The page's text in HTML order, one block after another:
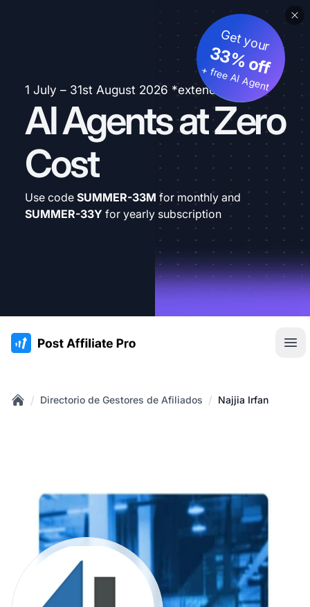
1 July – 31st August 2026 *extended
AI Agents at Zero
Cost
Get your
33% off
+ free AI Agent
Use code SUMMER-33M for monthly and
SUMMER-33Y for yearly subscription
:site.title
/ Directorio de Gestores de Afiliados / Najjia Irfan